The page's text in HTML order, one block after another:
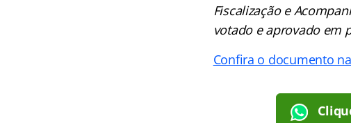
Fiscalização e
votado e aprovado em
Confira o documento